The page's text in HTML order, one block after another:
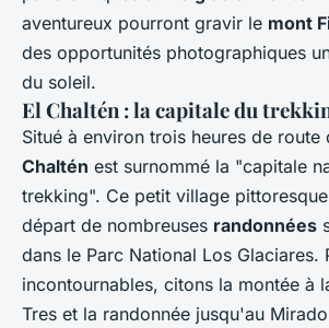
aventureux pourront gravir le mont
des opportunités photographiques
du soleil.
El Chaltén : la capitale du
Situé à environ trois heures de route
Chaltén est surnommé la "capitale
trekking". Ce petit village
départ de nombreuses randonnées
dans le Parc National Los Glaciares.
incontournables, citons la montée à
Tres et la randonnée jusqu'au